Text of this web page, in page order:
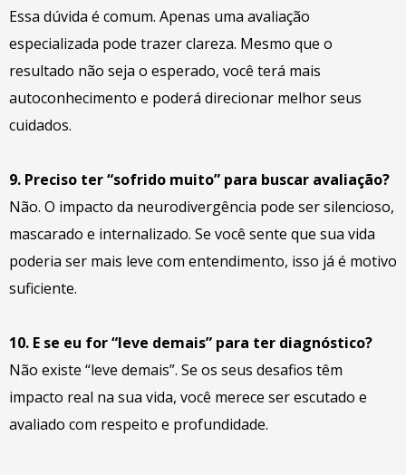
Essa dúvida é comum. Apenas uma avaliação
especializada pode trazer clareza. Mesmo que o
resultado não seja o esperado, você terá mais
autoconhecimento e poderá direcionar melhor seus
cuidados.
9. Preciso ter “sofrido muito” para buscar avaliação?
Não. O impacto da neurodivergência pode ser silencioso,
mascarado e internalizado. Se você sente que sua vida
poderia ser mais leve com entendimento, isso já é motivo
suficiente.
10. E se eu for “leve demais” para ter diagnóstico?
Não existe “leve demais”. Se os seus desafios têm
impacto real na sua vida, você merece ser escutado e
avaliado com respeito e profundidade.